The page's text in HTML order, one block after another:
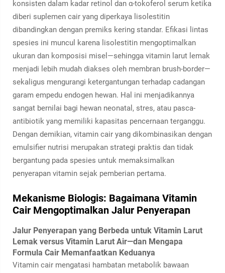
konsisten dalam kadar retinol dan α-tokoferol serum ketika
diberi suplemen cair yang diperkaya lisolestitin
dibandingkan dengan premiks kering standar. Efikasi lintas
spesies ini muncul karena lisolestitin mengoptimalkan
ukuran dan komposisi misel—sehingga vitamin larut lemak
menjadi lebih mudah diakses oleh membran brush-border—
sekaligus mengurangi ketergantungan terhadap cadangan
garam empedu endogen hewan. Hal ini menjadikannya
sangat bernilai bagi hewan neonatal, stres, atau pasca-
antibiotik yang memiliki kapasitas pencernaan terganggu.
Dengan demikian, vitamin cair yang dikombinasikan dengan
emulsifier nutrisi merupakan strategi praktis dan tidak
bergantung pada spesies untuk memaksimalkan
penyerapan vitamin sejak pemberian pertama.
Mekanisme Biologis: Bagaimana Vitamin
Cair Mengoptimalkan Jalur Penyerapan
Jalur Penyerapan yang Berbeda untuk Vitamin Larut
Lemak versus Vitamin Larut Air—dan Mengapa
Formula Cair Memanfaatkan Keduanya
Vitamin cair mengatasi hambatan metabolik bawaan